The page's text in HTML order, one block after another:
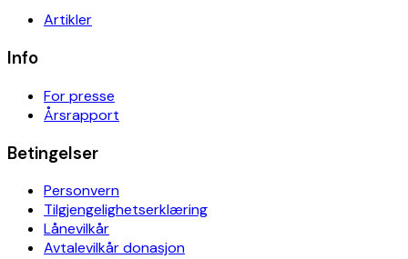
Artikler
Info
For presse
Årsrapport
Betingelser
Personvern
Tilgjengelighetserklæring
Lånevilkår
Avtalevilkår donasjon